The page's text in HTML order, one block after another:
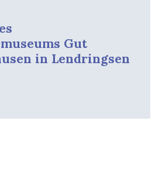
Gut
in Lendringsen